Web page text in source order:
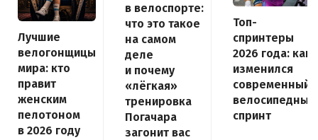
Лучшие
велогонщицы
мира: кто
правит
женским
пелотоном
в 2026 году
в велоспорте:
что это такое
на самом
деле
и почему
«лёгкая»
тренировка
Погачара
загонит вас
Топ-
спринтеры
2026 года: как
изменился
современный
велосипедный
спринт